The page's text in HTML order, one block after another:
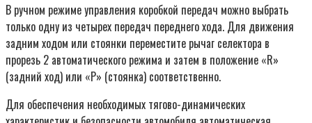
В ручном режиме управления коробкой передач можно выбрать
только одну из четырех передач переднего хода. Для движения
задним ходом или стоянки переместите рычаг селектора в
прорезь 2 автоматического режима и затем в положение «R»
(задний ход) или «Р» (стоянка) соответственно.
Для обеспечения необходимых тягово-динамических